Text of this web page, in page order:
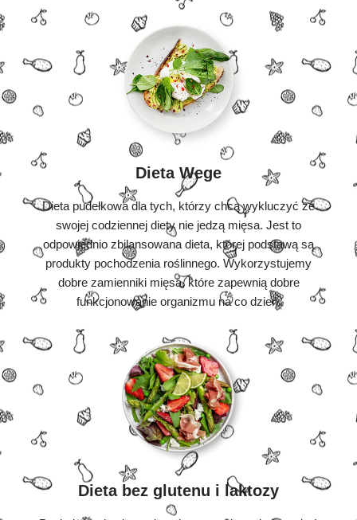
Dieta Wege
Dieta pudełkowa dla tych, którzy chcą wykluczyć ze
swojej codziennej diety nie jedzą mięsa. Jest to
odpowiednio zbilansowana dieta, której podstawą są
produkty pochodzenia roślinnego. Wykorzystujemy
dobre zamienniki mięsa, które zapewnią dobre
funkcjonowanie organizmu na co dzień.
Dieta bez glutenu i laktozy